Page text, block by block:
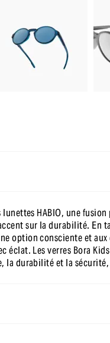
HABIO, une
sur la durabilité. En
option consciente et
Les verres Bora
la durabilité et la